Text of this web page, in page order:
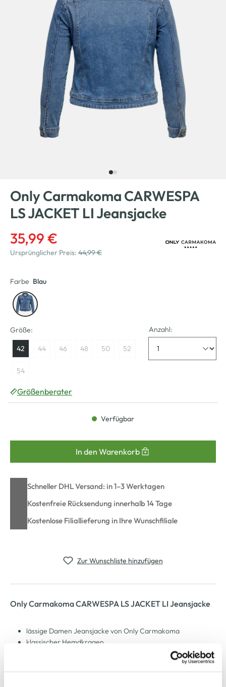
Only Carmakoma CARWESPA
LS JACKET LI Jeansjacke
35,99 €
Ursprünglicher Preis: 44,99 €
Farbe Blau
Größe:
42 44 46 48 50 52
54
Anzahl:
Größenberater
Verfügbar
In den Warenkorb
Schneller DHL Versand: in 1–3 Werktagen
Kostenfreie Rücksendung innerhalb 14 Tage
Kostenlose Filiallieferung in Ihre Wunschfiliale
Zur Wunschliste hinzufügen
Only Carmakoma CARWESPA LS JACKET LI Jeansjacke
lässige Damen Jeansjacke von Only Carmakoma
klassischer Hemdkragen